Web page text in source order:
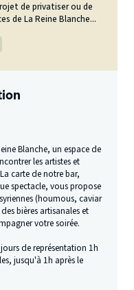
de privatiser ou de
de La Reine Blanche...
Blanche, un espace de
les artistes et
carte de notre bar,
spectacle, vous propose
(houmous, caviar
bières artisanales et
votre soirée.
jours de représentation 1h
jusqu'à 1h après le